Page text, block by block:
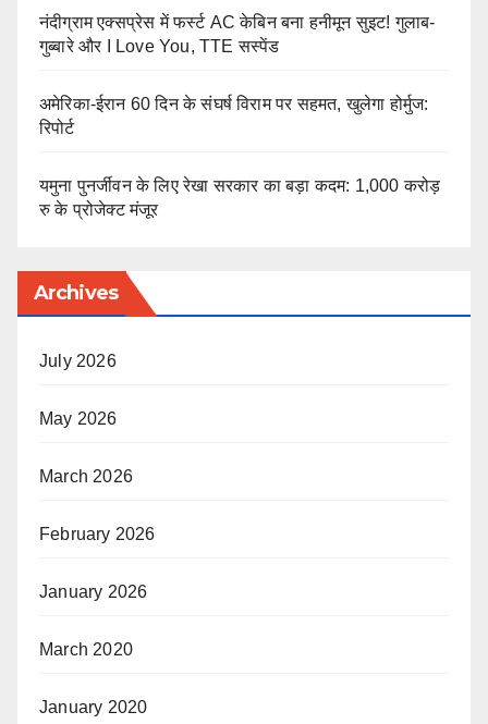
नंदीग्राम एक्सप्रेस में फर्स्ट AC केबिन बना हनीमून सुइट! गुलाब-
गुब्बारे और I Love You, TTE सस्पेंड
अमेरिका-ईरान 60 दिन के संघर्ष विराम पर सहमत, खुलेगा होर्मुज:
रिपोर्ट
यमुना पुनर्जीवन के लिए रेखा सरकार का बड़ा कदम: 1,000 करोड़
रु के प्रोजेक्ट मंजूर
Archives
July 2026
May 2026
March 2026
February 2026
January 2026
March 2020
January 2020